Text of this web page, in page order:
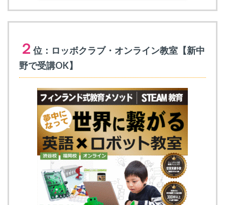
２ 位：ロッボクラブ・オンライン教室【新中
野で受講OK】